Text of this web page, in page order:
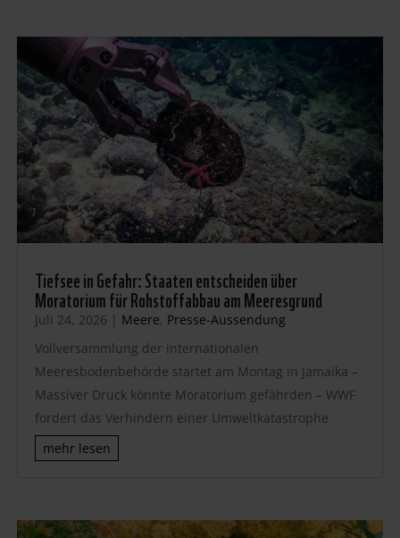
Tiefsee in Gefahr: Staaten entscheiden über
Moratorium für Rohstoffabbau am Meeresgrund
Juli 24, 2026 | Meere, Presse-Aussendung
Vollversammlung der internationalen
Meeresbodenbehörde startet am Montag in Jamaika –
Massiver Druck könnte Moratorium gefährden – WWF
fordert das Verhindern einer Umweltkatastrophe
mehr lesen